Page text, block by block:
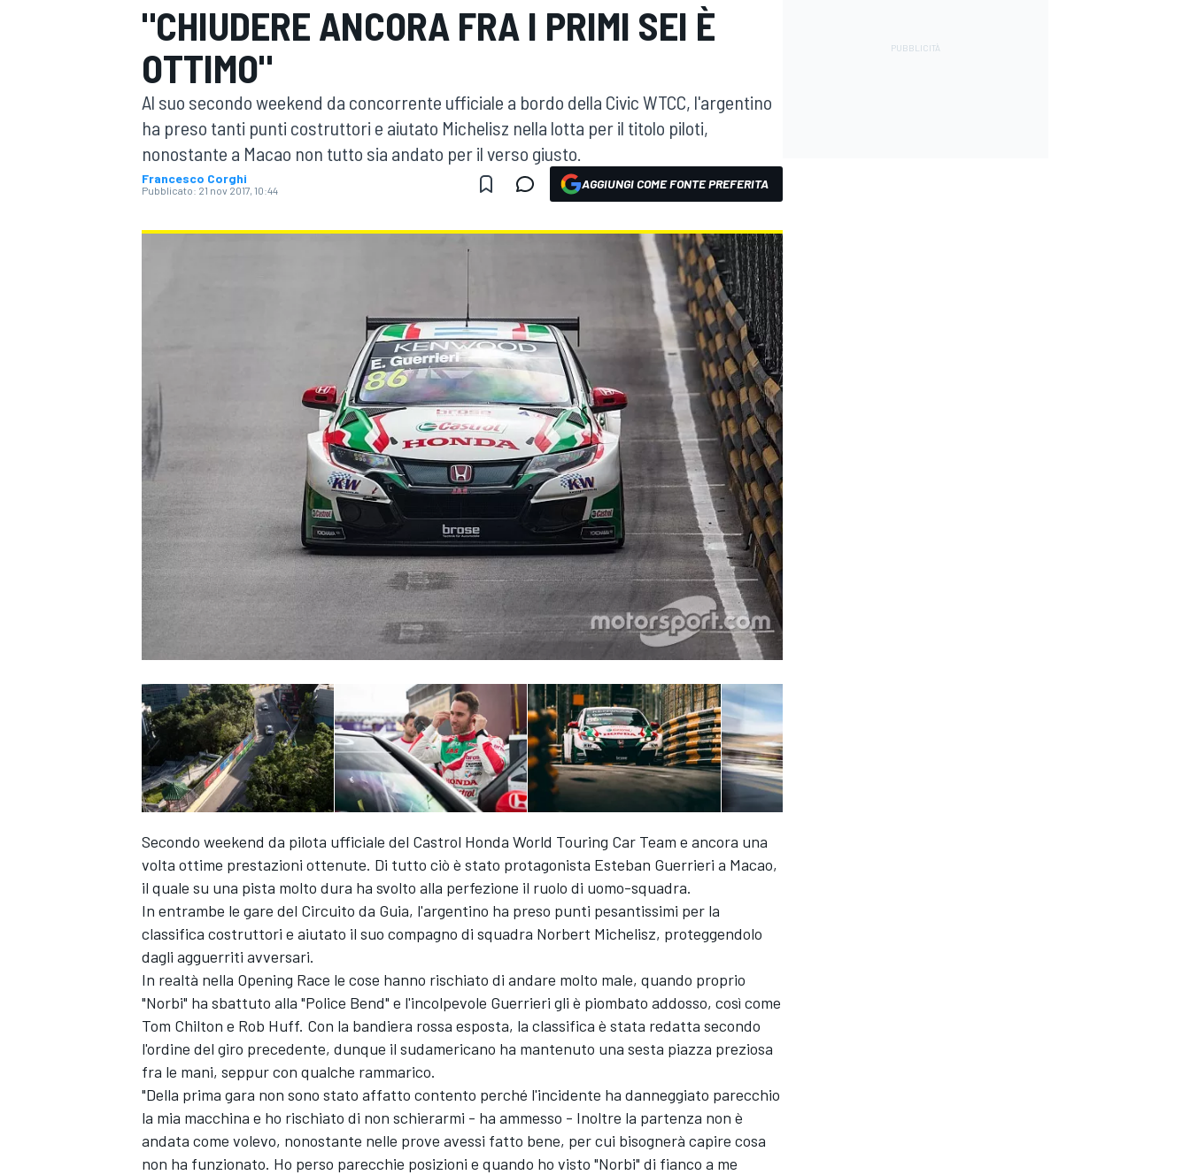
MOTOGP WEC
MONOPOSTO
"CHIUDERE ANCORA FRA I PRIMI SEI È
OTTIMO"
Al suo secondo weekend da concorrente ufficiale a bordo della Civic WTCC, l'argentino
ha preso tanti punti costruttori e aiutato Michelisz nella lotta per il titolo piloti,
nonostante a Macao non tutto sia andato per il verso giusto.
Francesco Corghi
Pubblicato: 21 nov 2017, 10:44 AGGIUNGI COME FONTE PREFERITA
Secondo weekend da pilota ufficiale del Castrol Honda World Touring Car Team e ancora una
volta ottime prestazioni ottenute. Di tutto ciò è stato protagonista Esteban Guerrieri a Macao,
il quale su una pista molto dura ha svolto alla perfezione il ruolo di uomo-squadra.
In entrambe le gare del Circuito da Guia, l'argentino ha preso punti pesantissimi per la
classifica costruttori e aiutato il suo compagno di squadra Norbert Michelisz, proteggendolo
dagli agguerriti avversari.
In realtà nella Opening Race le cose hanno rischiato di andare molto male, quando proprio
"Norbi" ha sbattuto alla "Police Bend" e l'incolpevole Guerrieri gli è piombato addosso, così come
Tom Chilton e Rob Huff. Con la bandiera rossa esposta, la classifica è stata redatta secondo
l'ordine del giro precedente, dunque il sudamericano ha mantenuto una sesta piazza preziosa
fra le mani, seppur con qualche rammarico.
"Della prima gara non sono stato affatto contento perché l'incidente ha danneggiato parecchio
la mia macchina e ho rischiato di non schierarmi - ha ammesso - Inoltre la partenza non è
andata come volevo, nonostante nelle prove avessi fatto bene, per cui bisognerà capire cosa
non ha funzionato. Ho perso parecchie posizioni e quando ho visto "Norbi" di fianco a me